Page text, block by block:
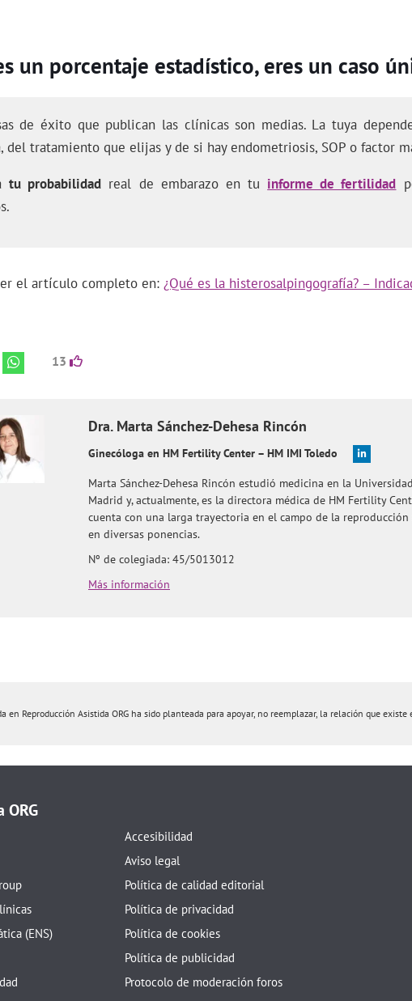
un porcentaje estadístico, eres un caso
de éxito que publican las clínicas son medias. La tuya
del tratamiento que elijas y de si hay endometriosis, SOP o factor
tu probabilidad real de embarazo en tu informe de fertilidad
el artículo completo en: ¿Qué es la histerosalpingografía? –
13
Dra. Marta Sánchez-Dehesa Rincón
Ginecóloga en HM Fertility Center – HM IMI Toledo
Marta Sánchez-Dehesa Rincón estudió medicina en la
Madrid y, actualmente, es la directora médica de HM Fertility
cuenta con una larga trayectoria en el campo de la
en diversas ponencias.
Nº de colegiada: 45/5013012
Más información
en Reproducción Asistida ORG ha sido planteada para apoyar, no reemplazar, la relación que
ORG
(ENS)
Accesibilidad
Aviso legal
Política de calidad editorial
Política de privacidad
Política de cookies
Política de publicidad
Protocolo de moderación foros